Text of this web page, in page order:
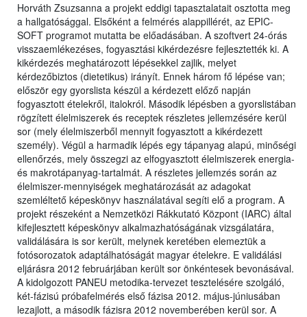
Horváth Zsuzsanna a projekt eddigi tapasztalatait osztotta meg
a hallgatósággal. Elsőként a felmérés alappillérét, az EPIC-
SOFT programot mutatta be előadásában. A szoftvert 24-órás
visszaemlékezéses, fogyasztási kikérdezésre fejlesztették ki. A
kikérdezés meghatározott lépésekkel zajlik, melyet
kérdezőbiztos (dietetikus) irányít. Ennek három fő lépése van;
először egy gyorslista készül a kérdezett előző napján
fogyasztott ételekről, italokról. Második lépésben a gyorslistában
rögzített élelmiszerek és receptek részletes jellemzésére kerül
sor (mely élelmiszerből mennyit fogyasztott a kikérdezett
személy). Végül a harmadik lépés egy tápanyag alapú, minőségi
ellenőrzés, mely összegzi az elfogyasztott élelmiszerek energia-
és makrotápanyag-tartalmát. A részletes jellemzés során az
élelmiszer-mennyiségek meghatározását az adagokat
szemléltető képeskönyv használatával segíti elő a program. A
projekt részeként a Nemzetközi Rákkutató Központ (IARC) által
kifejlesztett képeskönyv alkalmazhatóságának vizsgálatára,
validálására is sor került, melynek keretében elemeztük a
fotósorozatok adaptálhatóságát magyar ételekre. E validálási
eljárásra 2012 februárjában került sor önkéntesek bevonásával.
A kidolgozott PANEU metodika-tervezet tesztelésére szolgáló,
két-fázisú próbafelmérés első fázisa 2012. május-júniusában
lezajlott, a második fázisra 2012 novemberében kerül sor. A